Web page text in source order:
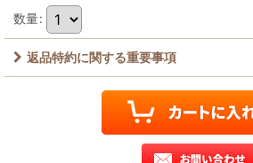
数量:
返品特約に関する重要事項